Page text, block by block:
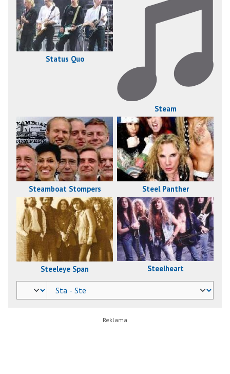
Status Quo
Steam
Steamboat Stompers Steel Panther
Steeleye Span Steelheart